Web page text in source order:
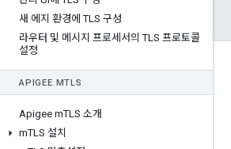
새 에지 환경에 TLS 구성
라우터 및 메시지 프로세서의 TLS 프로토콜
설정
APIGEE MTLS
Apigee mTLS 소개
mTLS 설치
이벤트